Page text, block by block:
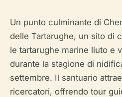
Un punto culminante di
delle Tartarughe, un sito di
le tartarughe marine liuto e
durante la stagione di
settembre. Il santuario
ricercatori, offrendo tour